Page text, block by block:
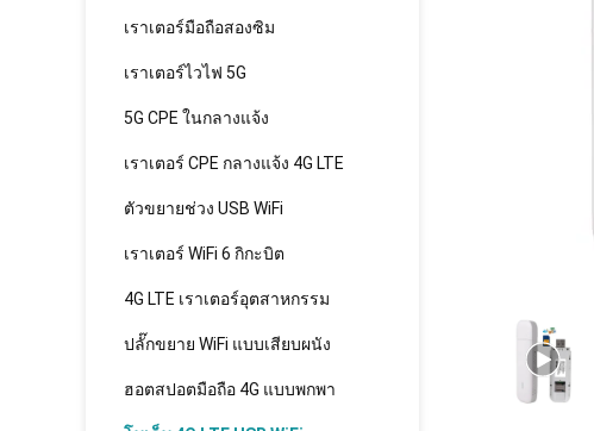
เราเตอร์มือถือสองซิม
เราเตอร์ไวไฟ 5G
5G CPE ในกลางแจ้ง
เราเตอร์ CPE กลางแจ้ง 4G LTE
ตัวขยายช่วง USB WiFi
เราเตอร์ WiFi 6 กิกะบิต
4G LTE เราเตอร์อุตสาหกรรม
ปลั๊กขยาย WiFi แบบเสียบผนัง
ฮอตสปอตมือถือ 4G แบบพกพา